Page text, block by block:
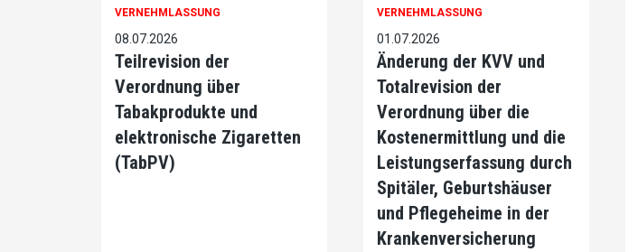
VERNEHMLASSUNG
08.07.2026
Teilrevision der
Verordnung über
Tabakprodukte und
elektronische Zigaretten
(TabPV)
VERNEHMLASSUNG
01.07.2026
Änderung der KVV und
Totalrevision der
Verordnung über die
Kostenermittlung und die
Leistungserfassung durch
Spitäler, Geburtshäuser
und Pflegeheime in der
Krankenversicherung